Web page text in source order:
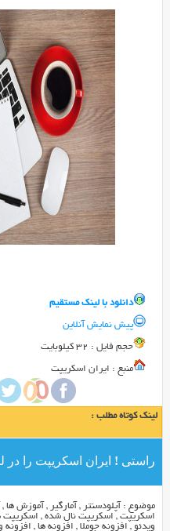
دانلود با لينک مستقيم
پیش نمایش آنلاین
حجم فايل : 32 کیلوبایت
منبع : ایران اسکریپت
لینک کوتاه مطلب :
راستی ! ایران اسکریپت را در
موضوع : آپلودسنتر , آمارگیر , آموزش ها ,
اسکریپت , اسکریپت نال شده , اسکریپت
ویدئو , افزونه جوملا , افزونه ها ,